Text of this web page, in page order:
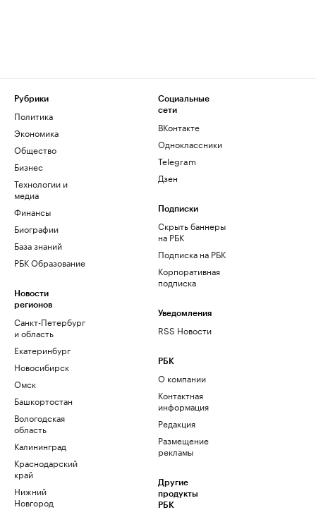
Рубрики
Политика
Экономика
Общество
Бизнес
Технологии и
медиа
Финансы
Биографии
База знаний
РБК Образование
Новости
регионов
Санкт-Петербург
и область
Екатеринбург
Новосибирск
Омск
Башкортостан
Вологодская
область
Калининград
Краснодарский
край
Нижний
Новгород
Социальные
сети
ВКонтакте
Одноклассники
Telegram
Дзен
Подписки
Скрыть баннеры
на РБК
Подписка на РБК
Корпоративная
подписка
Уведомления
RSS Новости
РБК
О компании
Контактная
информация
Редакция
Размещение
рекламы
Другие
продукты
РБК